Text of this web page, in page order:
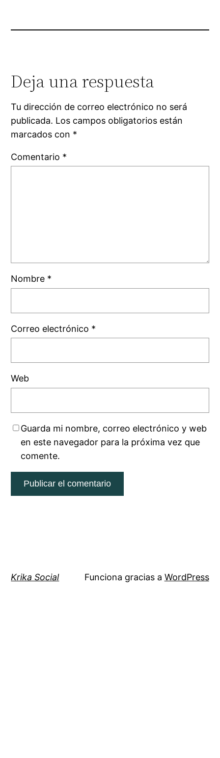
Deja una respuesta
Tu dirección de correo electrónico no será
publicada. Los campos obligatorios están
marcados con *
Comentario *
Nombre *
Correo electrónico *
Web
Guarda mi nombre, correo electrónico y web
en este navegador para la próxima vez que
comente.
Krika Social Funciona gracias a WordPress